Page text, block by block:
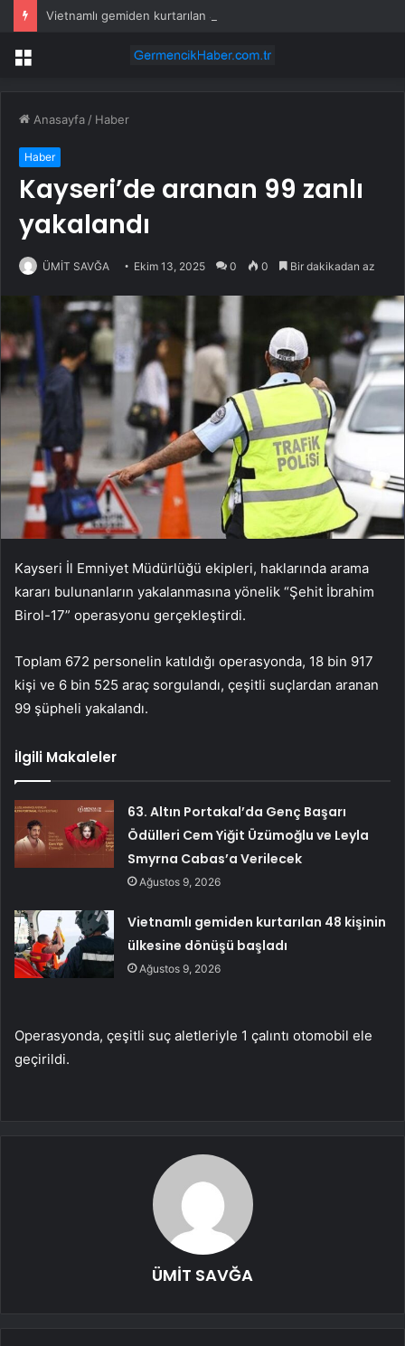
Menü
Anasayfa / Haber
Haber
Kayseri’de aranan 99 zanlı
yakalandı
ÜMİT SAVĞA Ekim 13, 2025 0 0 Bir dakikadan az
Kayseri İl Emniyet Müdürlüğü ekipleri, haklarında arama
kararı bulunanların yakalanmasına yönelik “Şehit İbrahim
Birol-17” operasyonu gerçekleştirdi.
Toplam 672 personelin katıldığı operasyonda, 18 bin 917
kişi ve 6 bin 525 araç sorgulandı, çeşitli suçlardan aranan
99 şüpheli yakalandı.
İlgili Makaleler
63. Altın Portakal’da Genç Başarı
Ödülleri Cem Yiğit Üzümoğlu ve Leyla
Smyrna Cabas’a Verilecek
Ağustos 9, 2026
Vietnamlı gemiden kurtarılan 48 kişinin
ülkesine dönüşü başladı
Ağustos 9, 2026
Operasyonda, çeşitli suç aletleriyle 1 çalıntı otomobil ele
geçirildi.
ÜMİT SAVĞA